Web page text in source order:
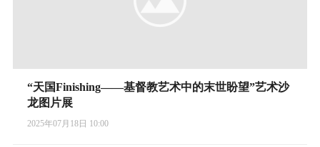
“天国Finishing——基督教艺术中的末世盼望”艺术沙
龙图片展
2025年07月18日 10:00